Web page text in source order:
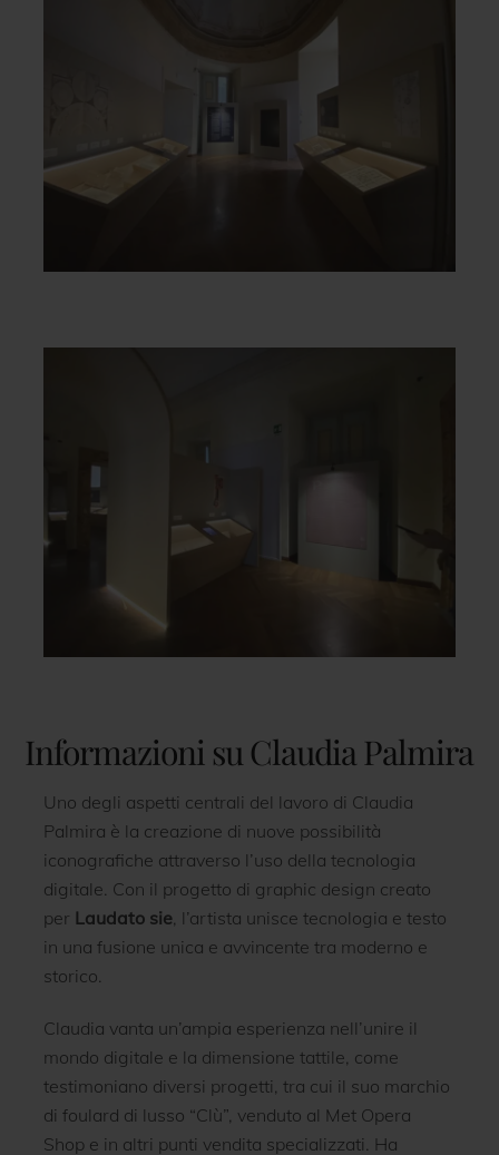
Informazioni su Claudia Palmira
Uno degli aspetti centrali del lavoro di Claudia
Palmira è la creazione di nuove possibilità
iconografiche attraverso l’uso della tecnologia
digitale. Con il progetto di graphic design creato
per Laudato sie, l’artista unisce tecnologia e testo
in una fusione unica e avvincente tra moderno e
storico.
Claudia vanta un’ampia esperienza nell’unire il
mondo digitale e la dimensione tattile, come
testimoniano diversi progetti, tra cui il suo marchio
di foulard di lusso “Clù”, venduto al Met Opera
Shop e in altri punti vendita specializzati. Ha